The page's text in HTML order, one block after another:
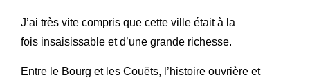
J’ai très vite compris que cette ville était à la
fois insaisissable et d’une grande richesse.
Entre le Bourg et les Couëts, l’histoire ouvrière et